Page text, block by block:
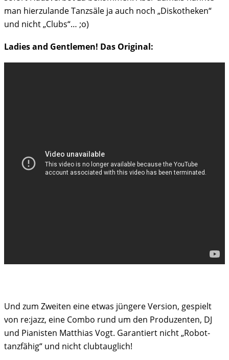
man hierzulande Tanzsäle ja auch noch „Diskotheken“
und nicht „Clubs“… ;o)
Ladies and Gentlemen! Das Original:
Und zum Zweiten eine etwas jüngere Version, gespielt
von re:jazz, eine Combo rund um den Produzenten, DJ
und Pianisten Matthias Vogt. Garantiert nicht „Robot-
tanzfähig“ und nicht clubtauglich!